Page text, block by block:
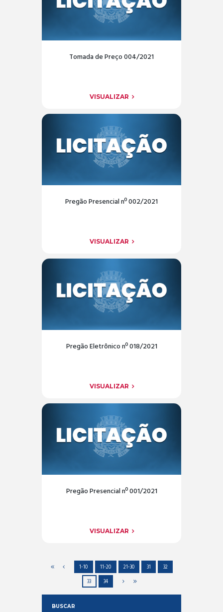
Tomada de Preço 004/2021
VISUALIZAR
Pregão Presencial nº 002/2021
VISUALIZAR
Pregão Eletrônico nº 018/2021
VISUALIZAR
Pregão Presencial nº 001/2021
VISUALIZAR
1-10 11-20 21-30 31
32
33
34
BUSCAR